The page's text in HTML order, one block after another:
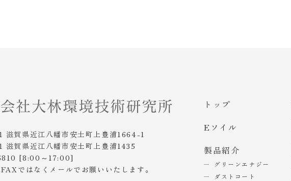
滋賀県近江八幡市安土町上豊浦1664-1
賀県近江八幡市安土町上豊浦1435
[8:00～17:00]
ではなくメールでお願いいたします。
トップ
Eソイル
製品紹介
グリーンエナジー
ダストコート